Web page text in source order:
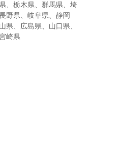
、栃木県、群馬県、埼
野県、岐阜県、静岡
県、広島県、山口県、
崎県